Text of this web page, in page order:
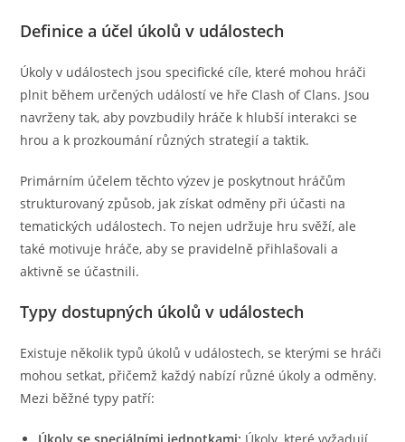
Definice a účel úkolů v událostech
Úkoly v událostech jsou specifické cíle, které mohou hráči
plnit během určených událostí ve hře Clash of Clans. Jsou
navrženy tak, aby povzbudily hráče k hlubší interakci se
hrou a k prozkoumání různých strategií a taktik.
Primárním účelem těchto výzev je poskytnout hráčům
strukturovaný způsob, jak získat odměny při účasti na
tematických událostech. To nejen udržuje hru svěží, ale
také motivuje hráče, aby se pravidelně přihlašovali a
aktivně se účastnili.
Typy dostupných úkolů v událostech
Existuje několik typů úkolů v událostech, se kterými se hráči
mohou setkat, přičemž každý nabízí různé úkoly a odměny.
Mezi běžné typy patří:
Úkoly se speciálními jednotkami: Úkoly, které vyžadují,